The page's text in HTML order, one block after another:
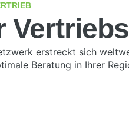
erstreckt sich
Beratung in Ihrer